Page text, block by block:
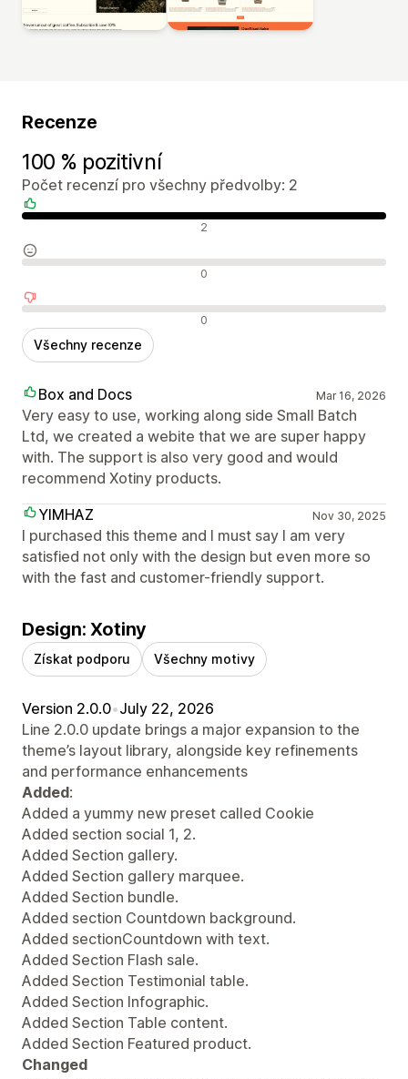
Recenze
100 % pozitivní
Počet recenzí pro všechny předvolby: 2
Pozitivní recenze 2
Neutrální recenze 0
Negativní recenze 0
Všechny recenze
Box and Docs Mar 16, 2026
Very easy to use, working along side Small Batch
Ltd, we created a webite that we are super happy
with. The support is also very good and would
recommend Xotiny products.
YIMHAZ
Nov 30, 2025
I purchased this theme and I must say I am very
satisfied not only with the design but even more so
with the fast and customer-friendly support.
Design: Xotiny
Získat podporu Všechny motivy
Version 2.0.0•July 22, 2026
Line 2.0.0 update brings a major expansion to the
theme’s layout library, alongside key refinements
and performance enhancements
Added:
Added a yummy new preset called Cookie
Added section social 1, 2.
Added Section gallery.
Added Section gallery marquee.
Added Section bundle.
Added section Countdown background.
Added sectionCountdown with text.
Added Section Flash sale.
Added Section Testimonial table.
Added Section Infographic.
Added Section Table content.
Added Section Featured product.
Changed